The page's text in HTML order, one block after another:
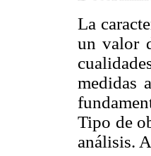
La
un valor
medidas
Tipo de
análisis.